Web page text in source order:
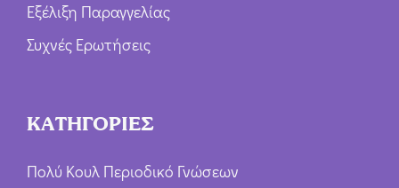
Εξέλιξη Παραγγελίας
Συχνές Ερωτήσεις
ΚΑΤΗΓΟΡΙΕΣ
Πολύ Κουλ Περιοδικό Γνώσεων